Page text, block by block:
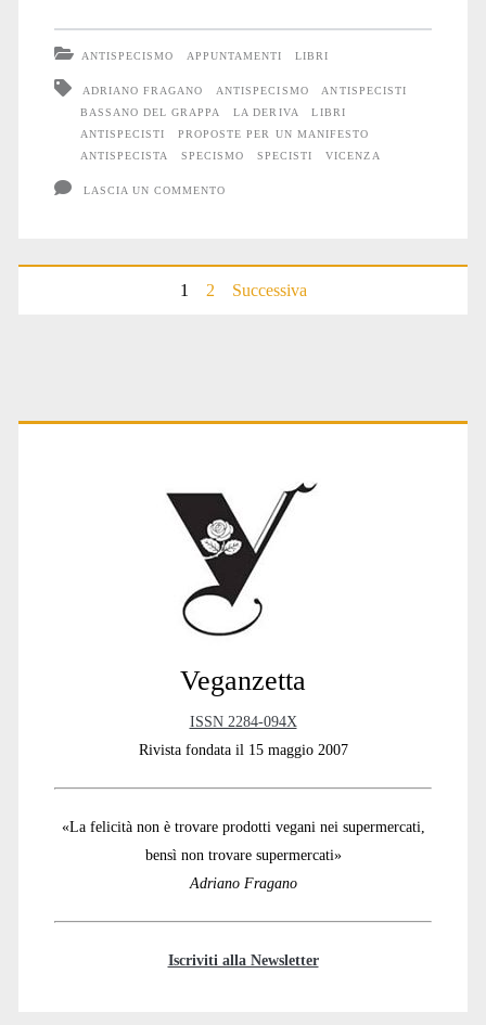
Grappa
ANTISPECISMO APPUNTAMENTI LIBRI
ADRIANO FRAGANO ANTISPECISMO
ANTISPECISTI
BASSANO DEL GRAPPA
LA DERIVA
LIBRI
ANTISPECISTI
PROPOSTE PER UN MANIFESTO
ANTISPECISTA
SPECISMO SPECISTI VICENZA
LASCIA UN COMMENTO
Paginazione
1 2 Successiva
Primary
Veganzetta
ISSN 2284-094X
Rivista fondata il 15 maggio 2007
«La felicità non è trovare prodotti vegani nei supermercati,
bensì non trovare supermercati»
Adriano Fragano
Iscriviti alla Newsletter